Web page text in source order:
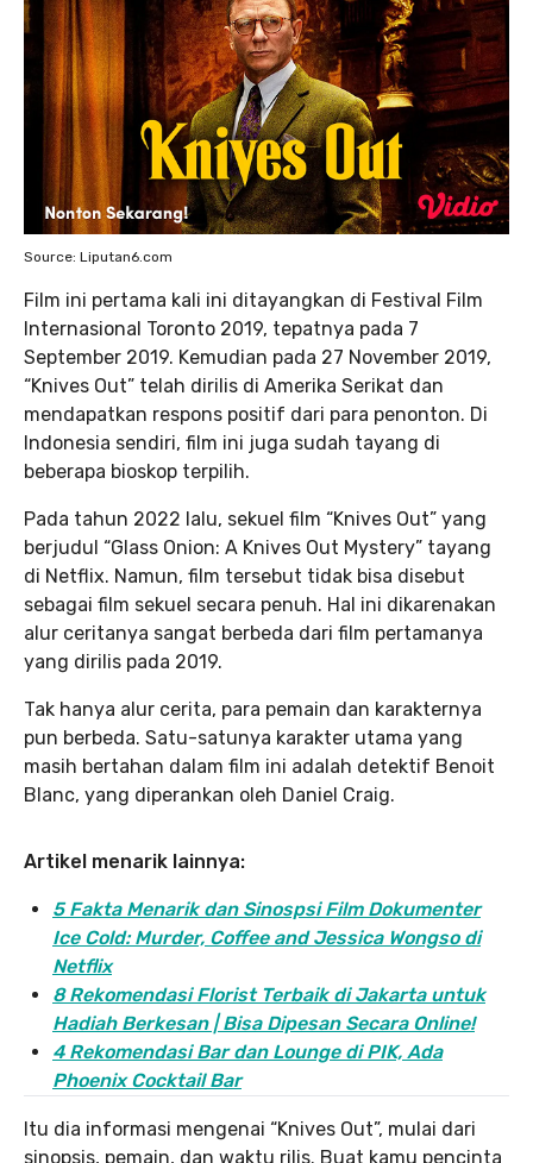
Source: Liputan6.com
Film ini pertama kali ini ditayangkan di Festival Film
Internasional Toronto 2019, tepatnya pada 7
September 2019. Kemudian pada 27 November 2019,
“Knives Out” telah dirilis di Amerika Serikat dan
mendapatkan respons positif dari para penonton. Di
Indonesia sendiri, film ini juga sudah tayang di
beberapa bioskop terpilih.
Pada tahun 2022 lalu, sekuel film “Knives Out” yang
berjudul “Glass Onion: A Knives Out Mystery” tayang
di Netflix. Namun, film tersebut tidak bisa disebut
sebagai film sekuel secara penuh. Hal ini dikarenakan
alur ceritanya sangat berbeda dari film pertamanya
yang dirilis pada 2019.
Tak hanya alur cerita, para pemain dan karakternya
pun berbeda. Satu-satunya karakter utama yang
masih bertahan dalam film ini adalah detektif Benoit
Blanc, yang diperankan oleh Daniel Craig.
Artikel menarik lainnya:
5 Fakta Menarik dan Sinospsi Film Dokumenter
Ice Cold: Murder, Coffee and Jessica Wongso di
Netflix
8 Rekomendasi Florist Terbaik di Jakarta untuk
Hadiah Berkesan | Bisa Dipesan Secara Online!
4 Rekomendasi Bar dan Lounge di PIK, Ada
Phoenix Cocktail Bar
Itu dia informasi mengenai “Knives Out”, mulai dari
sinopsis, pemain, dan waktu rilis. Buat kamu pencinta